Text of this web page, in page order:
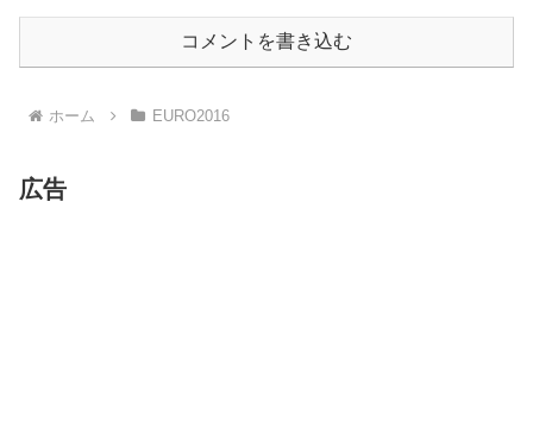
コメントを書き込む
ホーム EURO2016
広告